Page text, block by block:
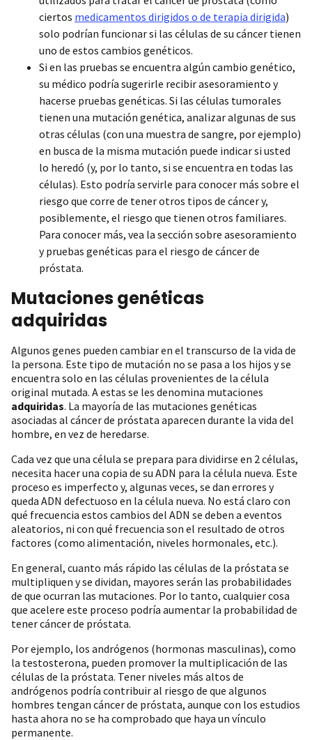
ciertos medicamentos dirigidos o de terapia dirigida)
solo podrían funcionar si las células de su cáncer tienen
uno de estos cambios genéticos.
Si en las pruebas se encuentra algún cambio genético,
su médico podría sugerirle recibir asesoramiento y
hacerse pruebas genéticas. Si las células tumorales
tienen una mutación genética, analizar algunas de sus
otras células (con una muestra de sangre, por ejemplo)
en busca de la misma mutación puede indicar si usted
lo heredó (y, por lo tanto, si se encuentra en todas las
células). Esto podría servirle para conocer más sobre el
riesgo que corre de tener otros tipos de cáncer y,
posiblemente, el riesgo que tienen otros familiares.
Para conocer más, vea la sección sobre asesoramiento
y pruebas genéticas para el riesgo de cáncer de
próstata.
Mutaciones genéticas
adquiridas
Algunos genes pueden cambiar en el transcurso de la vida de
la persona. Este tipo de mutación no se pasa a los hijos y se
encuentra solo en las células provenientes de la célula
original mutada. A estas se les denomina mutaciones
adquiridas. La mayoría de las mutaciones genéticas
asociadas al cáncer de próstata aparecen durante la vida del
hombre, en vez de heredarse.
Cada vez que una célula se prepara para dividirse en 2 células,
necesita hacer una copia de su ADN para la célula nueva. Este
proceso es imperfecto y, algunas veces, se dan errores y
queda ADN defectuoso en la célula nueva. No está claro con
qué frecuencia estos cambios del ADN se deben a eventos
aleatorios, ni con qué frecuencia son el resultado de otros
factores (como alimentación, niveles hormonales, etc.).
En general, cuanto más rápido las células de la próstata se
multipliquen y se dividan, mayores serán las probabilidades
de que ocurran las mutaciones. Por lo tanto, cualquier cosa
que acelere este proceso podría aumentar la probabilidad de
tener cáncer de próstata.
Por ejemplo, los andrógenos (hormonas masculinas), como
la testosterona, pueden promover la multiplicación de las
células de la próstata. Tener niveles más altos de
andrógenos podría contribuir al riesgo de que algunos
hombres tengan cáncer de próstata, aunque con los estudios
hasta ahora no se ha comprobado que haya un vínculo
permanente.